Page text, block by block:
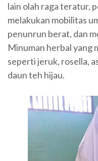
lain olah raga teratur,
melakukan mobilitas
penunrun berat, dan
Minuman herbal yang
seperti jeruk, rosella,
daun teh hijau.